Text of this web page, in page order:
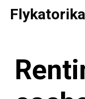
Saltar